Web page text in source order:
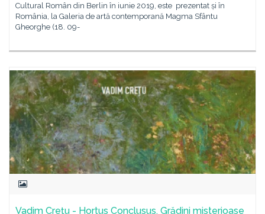
Cultural Român din Berlin în iunie 2019, este prezentat și în
România, la Galeria de artă contemporană Magma Sfântu
Gheorghe (18. 09-
Vadim Creţu - Hortus Conclusus. Grădini misterioase